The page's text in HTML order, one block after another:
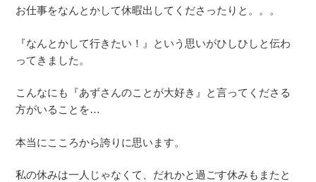
お仕事をなんとかして休暇出してくださったりと。。。
『なんとかして行きたい！』という思いがひしひしと伝わ
ってきました。
こんなにも『あずさんのことが大好き』と言ってくださる
方がいることを…
本当にこころから誇りに思います。
私の休みは一人じゃなくて、だれかと過ごす休みもまたと